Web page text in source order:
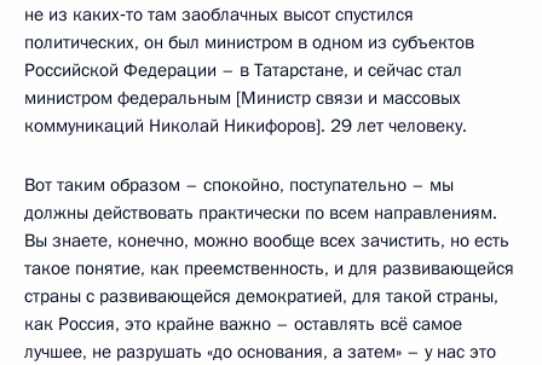
не из каких‑то там заоблачных высот спустился
политических, он был министром в одном из субъектов
Российской Федерации – в Татарстане, и сейчас стал
министром федеральным [Министр связи и массовых
коммуникаций Николай Никифоров]. 29 лет человеку.
Вот таким образом – спокойно, поступательно – мы
должны действовать практически по всем направлениям.
Вы знаете, конечно, можно вообще всех зачистить, но есть
такое понятие, как преемственность, и для развивающейся
страны с развивающейся демократией, для такой страны,
как Россия, это крайне важно – оставлять всё самое
лучшее, не разрушать «до основания, а затем» – у нас это